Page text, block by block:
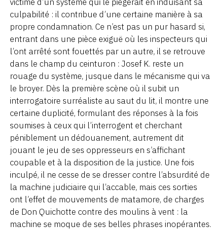
culpabilité : il contribue d’une certaine manière à sa
propre condamnation. Ce n’est pas un pur hasard si,
entrant dans une pièce exiguë où les inspecteurs qui
l’ont arrêté sont fouettés par un autre, il se retrouve
dans le champ du ceinturon : Josef K. reste un
rouage du système, jusque dans le mécanisme qui va
le broyer. Dès la première scène où il subit un
interrogatoire surréaliste au saut du lit, il montre une
certaine duplicité, formulant des réponses à la fois
soumises à ceux qui l’interrogent et cherchant
péniblement un dédouanement, autrement dit
jouant le jeu de ses oppresseurs en s’affichant
coupable et à la disposition de la justice. Une fois
inculpé, il ne cesse de se dresser contre l’absurdité de
la machine judiciaire qui l’accable, mais ces sorties
ont l’effet de mouvements de matamore, de charges
de Don Quichotte contre des moulins à vent : la
machine se moque de ses belles phrases inopérantes.